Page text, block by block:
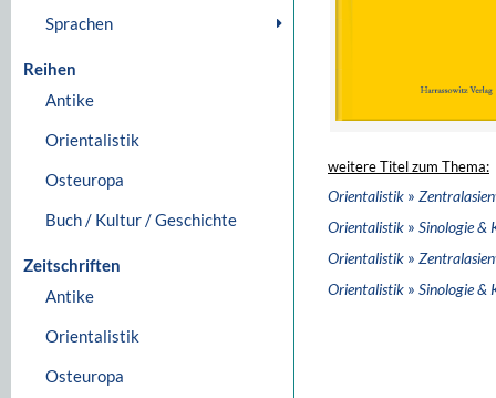
Sprachen
Reihen
Antike
Orientalistik
Osteuropa
Buch / Kultur / Geschichte
Zeitschriften
Antike
Orientalistik
Osteuropa
weitere Titel zum Thema:
Orientalistik »
Orientalistik » Sinologie &
Orientalistik »
Orientalistik » Sinologie &